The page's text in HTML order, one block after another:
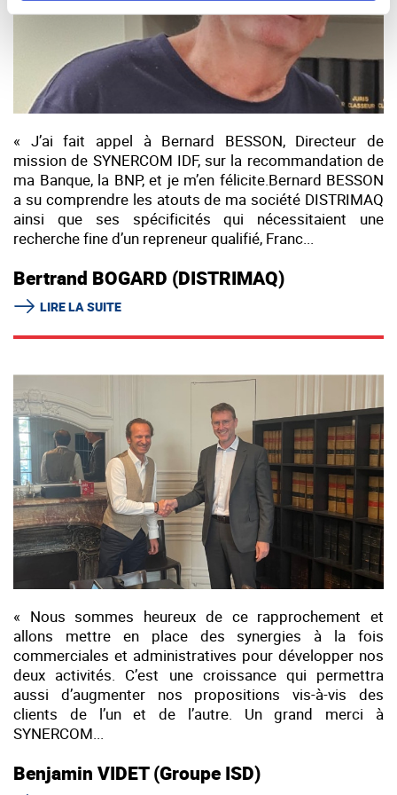
« J’ai fait appel à Bernard BESSON, Directeur de
mission de SYNERCOM IDF, sur la recommandation de
ma Banque, la BNP, et je m’en félicite.Bernard BESSON
a su comprendre les atouts de ma société DISTRIMAQ
ainsi que ses spécificités qui nécessitaient une
recherche fine d’un repreneur qualifié, Franc...
Bertrand BOGARD (DISTRIMAQ)
LIRE LA SUITE
« Nous sommes heureux de ce rapprochement et
allons mettre en place des synergies à la fois
commerciales et administratives pour développer nos
deux activités. C’est une croissance qui permettra
aussi d’augmenter nos propositions vis-à-vis des
clients de l’un et de l’autre. Un grand merci à
SYNERCOM...
Benjamin VIDET (Groupe ISD)